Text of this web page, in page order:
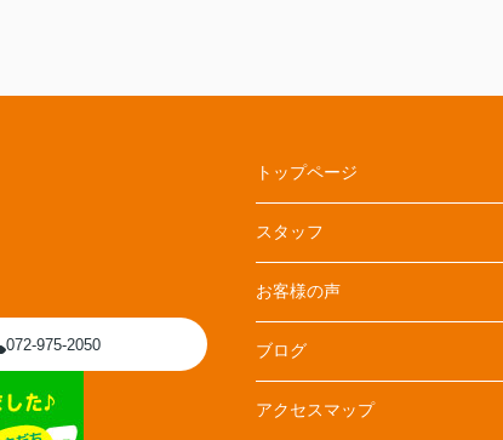
072-975-2050
トップページ
スタッフ
お客様の声
ブログ
アクセスマップ